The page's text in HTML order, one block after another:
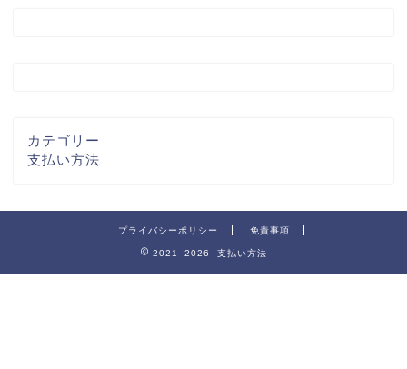
カテゴリー
支払い方法
プライバシーポリシー 免責事項
2021–2026 支払い方法